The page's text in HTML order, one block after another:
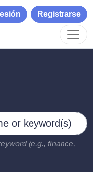
Registrarse
(e.g., finance,